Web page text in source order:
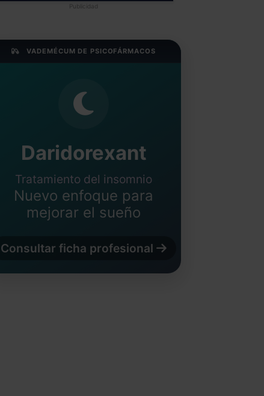
Publicidad
VADEMÉCUM DE PSICOFÁRMACOS
Daridorexant
Tratamiento del insomnio
Nuevo enfoque para
mejorar el sueño
Consultar ficha profesional